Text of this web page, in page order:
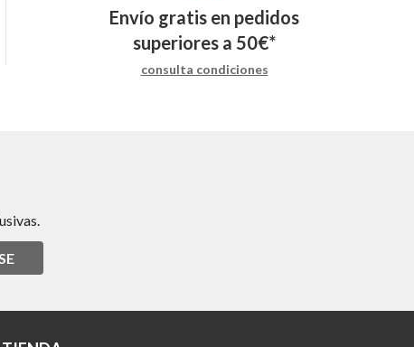
Envío gratis en pedidos
superiores a 50€*
consulta condiciones